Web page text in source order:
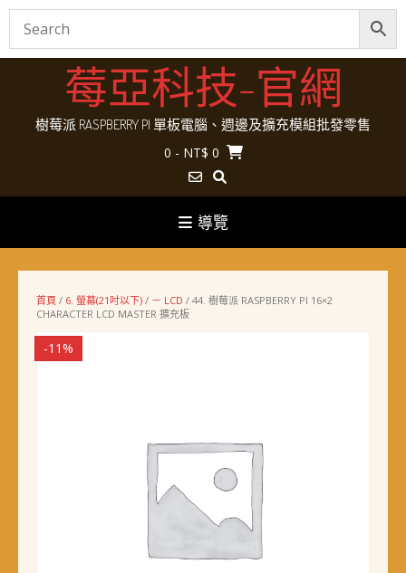
Skip
莓亞科技-官網
樹莓派 RASPBERRY PI 單板電腦、週邊及擴充模組批發零售
0 - NT$ 0
導覽
首頁 / 6. 螢幕(21吋以下) / － LCD / 44. 樹莓派 RASPBERRY PI 16×2
CHARACTER LCD MASTER 擴充板
-11%